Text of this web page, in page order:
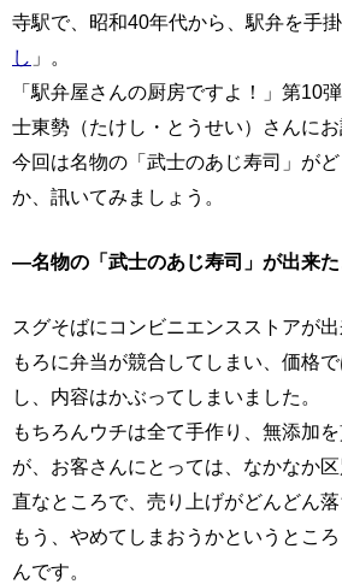
寺駅で、昭和40年代から、駅弁を手
し 」。
「駅弁屋さんの厨房ですよ！」第10
士東勢（たけし・とうせい）さんにお
今回は名物の「武士のあじ寿司」が
か、訊いてみましょう。
―名物の「武士のあじ寿司」が出来た
スグそばにコンビニエンスストアが出
もろに弁当が競合してしまい、価格
し、内容はかぶってしまいました。
もちろんウチは全て手作り、無添加
が、お客さんにとっては、なかなか
直なところで、売り上げがどんどん落
もう、やめてしまおうかというとこ
んです。